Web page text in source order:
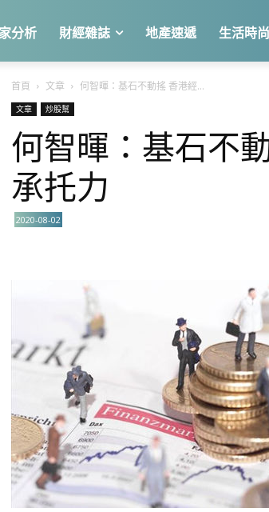
分析 財經雜誌 地產速遞 生活時尚
首頁 文章 何智暉：基石不動搖 香港經...
文章 炒股幫
何智暉：基石不
承托力
2020-08-02